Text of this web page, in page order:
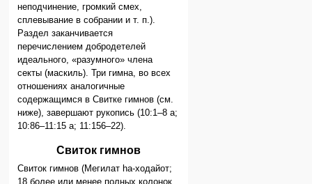
неподчинение, громкий смех,
сплевывание в собрании и т. п.).
Раздел заканчивается
перечислением добродетелей
идеального, «разумного» члена
секты (маскиль). Три гимна, во всех
отношениях аналогичные
содержащимся в Свитке гимнов (см.
ниже), завершают рукопись (10:1–8 а;
10:86–11:15 а; 11:156–22).
Свиток гимнов
Свиток гимнов (Мегилат hа-ходайот;
18 более или менее полных колонок